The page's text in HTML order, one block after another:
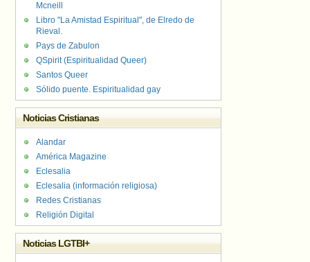
Mcneill
Libro "La Amistad Espiritual", de Elredo de
Rieval.
Pays de Zabulon
QSpirit (Espiritualidad Queer)
Santos Queer
Sólido puente. Espiritualidad gay
Noticias Cristianas
Alandar
América Magazine
Eclesalia
Eclesalia (información religiosa)
Redes Cristianas
Religión Digital
Noticias LGTBI+